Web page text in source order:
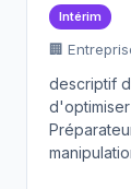
Intérim
🏢
descriptif